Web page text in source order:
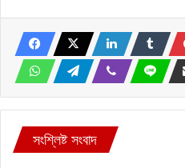
সংশ্লিষ্ট সংবাদ